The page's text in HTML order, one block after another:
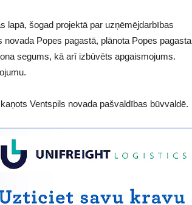
lapā, šogad projektā par uzņēmējdarbības
Popes pagastā, plānota Popes pagasta
segums, kā arī izbūvēts apgaismojums.
Ventspils novada pašvaldības būvvaldē.